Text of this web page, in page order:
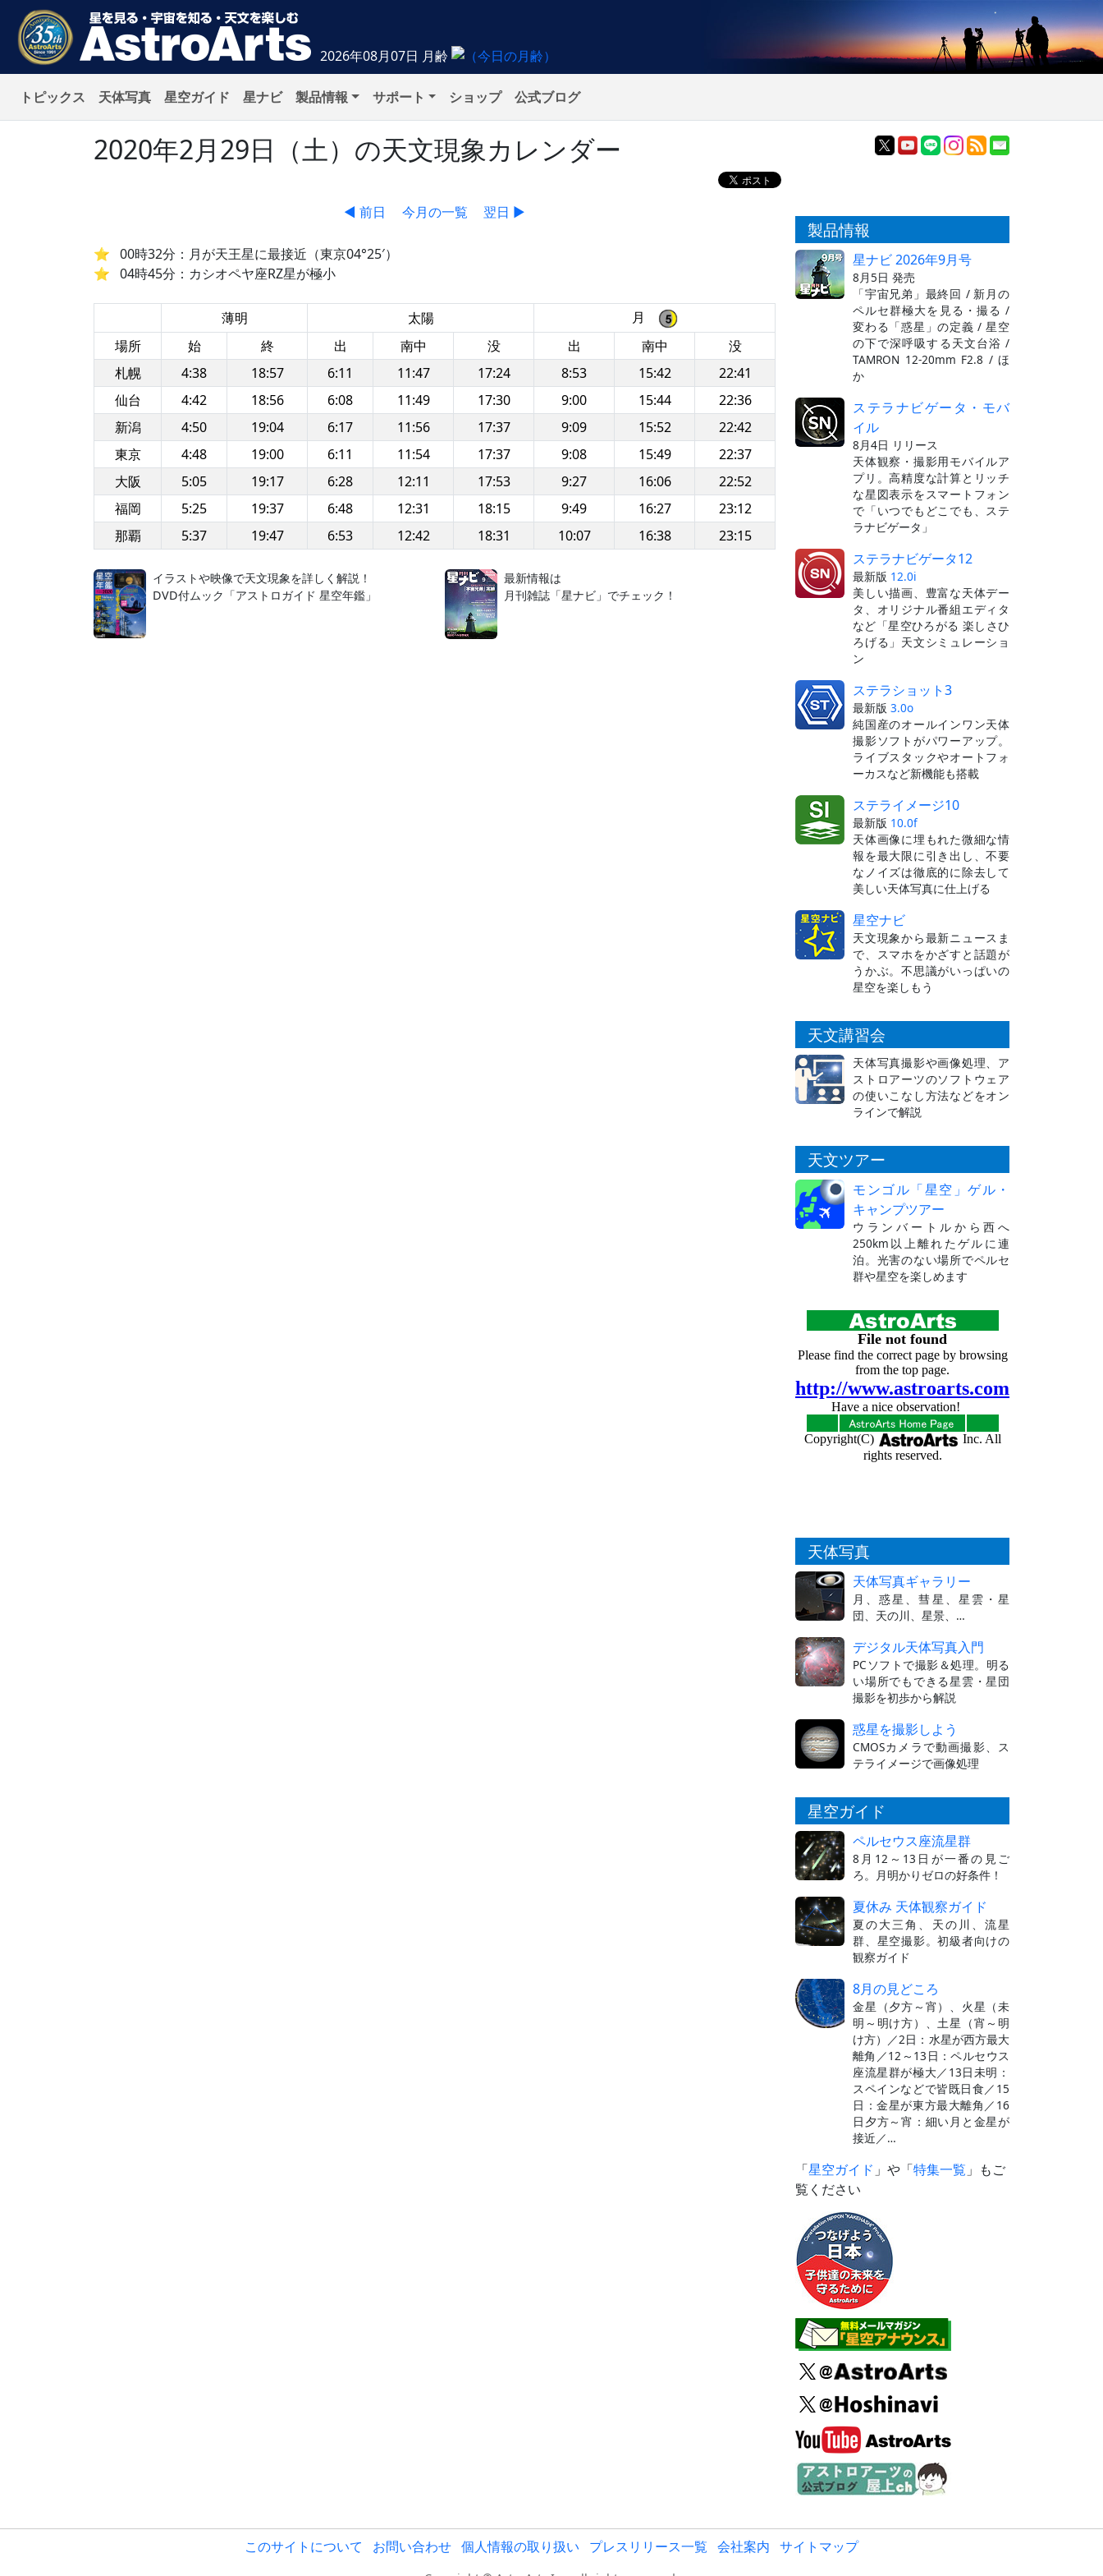
2026年08月07日 月齢
トピックス 天体写真 星空ガイド 星ナビ 製品情報 サポート ショップ 公式ブログ
2020年2月29日（土）の天文現象カレンダー
◀ 前日 今月の一覧 翌日 ▶
00時32分：月が天王星に最接近（東京04°25′）
04時45分：カシオペヤ座RZ星が極小
薄明 太陽
月
場所
始 終 出 南中 没 出 南中
没
札幌
4:38 18:57 6:11 11:47 17:24 8:53 15:42
22:41
仙台
4:42 18:56 6:08 11:49 17:30 9:00 15:44
22:36
新潟
4:50 19:04 6:17 11:56 17:37 9:09 15:52
22:42
東京
4:48 19:00 6:11 11:54 17:37 9:08 15:49
22:37
大阪
5:05 19:17 6:28 12:11 17:53 9:27 16:06
22:52
福岡
5:25 19:37 6:48 12:31 18:15 9:49 16:27
23:12
那覇
5:37 19:47 6:53 12:42 18:31 10:07 16:38 23:15
イラストや映像で天文現象を詳しく解説！
DVD付ムック「アストロガイド 星空年鑑」
最新情報は
月刊雑誌「星ナビ」でチェック！
製品情報
星ナビ 2026年9月号
8月5日 発売
「宇宙兄弟」最終回 / 新月の
ペルセ群極大を見る・撮る /
変わる「惑星」の定義 / 星空
の下で深呼吸する天文台浴 /
TAMRON 12-20mm F2.8 / ほ
か
ステラナビゲータ・モバ
イル
8月4日 リリース
天体観察・撮影用モバイルア
プリ。高精度な計算とリッチ
な星図表示をスマートフォン
で「いつでもどこでも、ステ
ラナビゲータ」
ステラナビゲータ12
最新版 12.0i
美しい描画、豊富な天体デー
タ、オリジナル番組エディタ
など「星空ひろがる 楽しさひ
ろげる」天文シミュレーショ
ン
ステラショット3
最新版 3.0o
純国産のオールインワン天体
撮影ソフトがパワーアップ。
ライブスタックやオートフォ
ーカスなど新機能も搭載
ステライメージ10
最新版 10.0f
天体画像に埋もれた微細な情
報を最大限に引き出し、不要
なノイズは徹底的に除去して
美しい天体写真に仕上げる
星空ナビ
天文現象から最新ニュースま
で、スマホをかざすと話題が
うかぶ。不思議がいっぱいの
星空を楽しもう
天文講習会
天体写真撮影や画像処理、ア
ストロアーツのソフトウェア
の使いこなし方法などをオン
ラインで解説
天文ツアー
モンゴル「星空」ゲル・
キャンプツアー
ウランバートルから西へ
250km以上離れたゲルに連
泊。光害のない場所でペルセ
群や星空を楽しめます
天体写真
天体写真ギャラリー
月、惑星、彗星、星雲・星
団、天の川、星景、…
デジタル天体写真入門
PCソフトで撮影＆処理。明る
い場所でもできる星雲・星団
撮影を初歩から解説
惑星を撮影しよう
CMOSカメラで動画撮影、ス
テライメージで画像処理
星空ガイド
ペルセウス座流星群
8月12～13日が一番の見ご
ろ。月明かりゼロの好条件！
夏休み 天体観察ガイド
夏の大三角、天の川、流星
群、星空撮影。初級者向けの
観察ガイド
8月の見どころ
金星（夕方～宵）、火星（未
明～明け方）、土星（宵～明
け方）／2日：水星が西方最大
離角／12～13日：ペルセウス
座流星群が極大／13日未明：
スペインなどで皆既日食／15
日：金星が東方最大離角／16
日夕方～宵：細い月と金星が
接近／…
「星空ガイド 」や「特集一覧 」もご
覧ください
このサイトについて お問い合わせ 個人情報の取り扱い プレスリリース一覧 会社案内 サイトマップ